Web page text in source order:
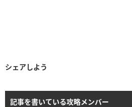
シェアしよう
記事を書いている攻略メンバー